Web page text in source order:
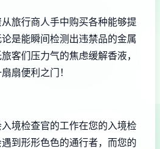
旅行商人手中购买各种能够提
是能瞬间检测出违禁品的金属
客们压力气的焦虑缓解香液，
扇便利之门！
境检查官的工作在您的入境检
到形形色色的通行者，而您的